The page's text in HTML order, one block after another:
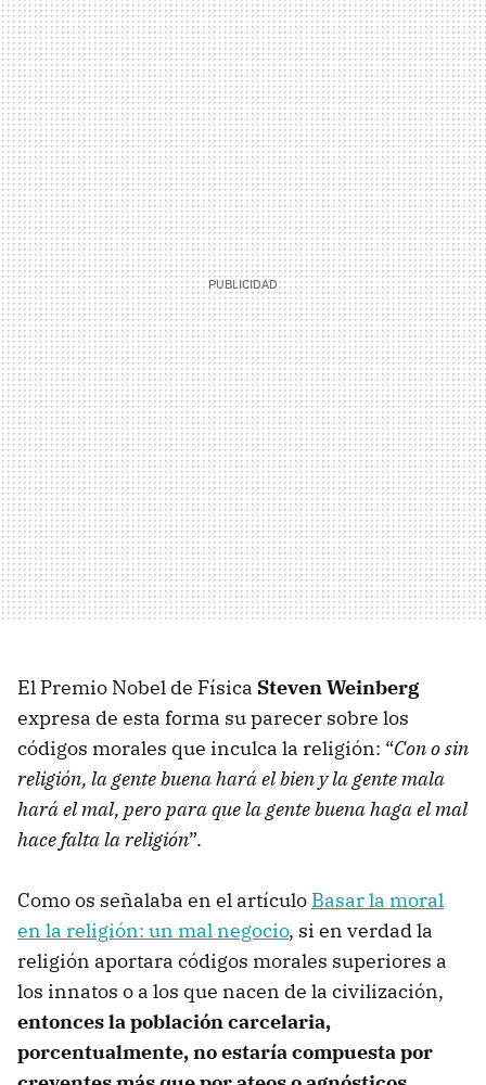
El Premio Nobel de Física Steven Weinberg
expresa de esta forma su parecer sobre los
códigos morales que inculca la religión: “Con o sin
religión, la gente buena hará el bien y la gente mala
hará el mal, pero para que la gente buena haga el mal
hace falta la religión”.
Como os señalaba en el artículo Basar la moral
en la religión: un mal negocio, si en verdad la
religión aportara códigos morales superiores a
los innatos o a los que nacen de la civilización,
entonces la población carcelaria,
porcentualmente, no estaría compuesta por